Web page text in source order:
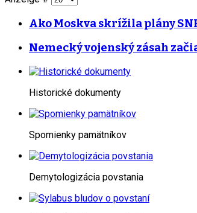
Ako Moskva skrížila plány
Nemecký vojenský zásah
Historické dokumenty
Spomienky pamätníkov
Demytologizácia povstania